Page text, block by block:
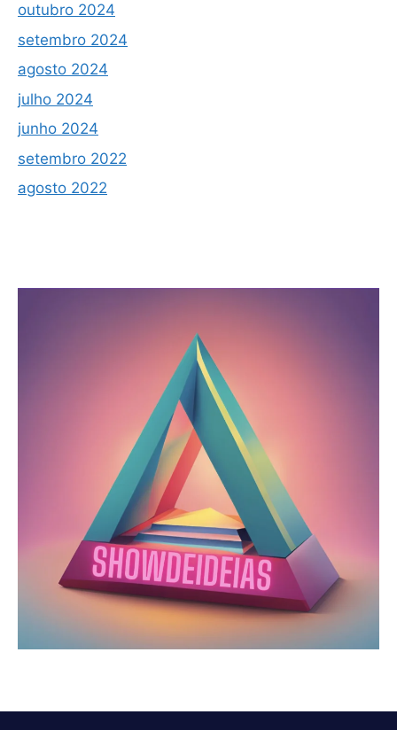
outubro 2024
setembro 2024
agosto 2024
julho 2024
junho 2024
setembro 2022
agosto 2022